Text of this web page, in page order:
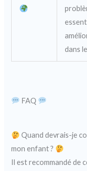
dans
FAQ
Quand devrais-je
mon enfant ?
Il est recommandé de